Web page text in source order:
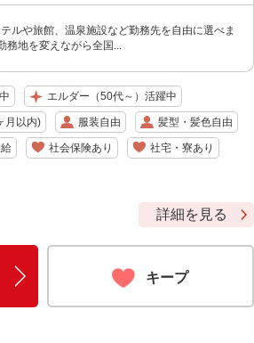
ルや旅館、温泉施設など勤務先を自由に選べま
地を変えながら全国...
エルダー（50代～）活躍中
月以内) 服装自由 髪型・髪色自由
社会保険あり 社宅・寮あり
詳細を見る
キープ